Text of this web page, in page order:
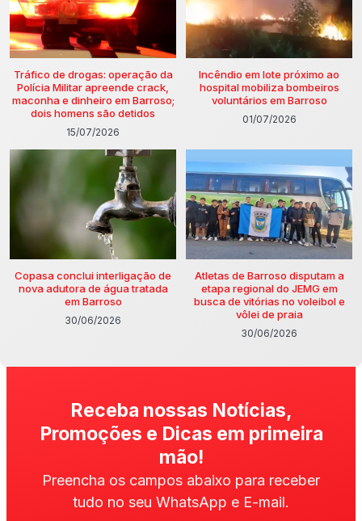
Tráfico de drogas: operação da
Polícia Militar apreende crack,
maconha e dinheiro em Barroso;
dois homens são detidos
15/07/2026
Incêndio em lote próximo ao
hospital mobiliza bombeiros
voluntários em Barroso
01/07/2026
Copasa conclui interligação de
nova adutora de água tratada
em Barroso
30/06/2026
Atletas de Barroso disputam a
etapa regional do JEMG em
busca de vitórias no voleibol e
vôlei de praia
30/06/2026
Receba nossas Notícias,
Promoções e Dicas em primeira
mão!
Preencha os campos abaixo para receber
tudo no seu WhatsApp e E-mail.